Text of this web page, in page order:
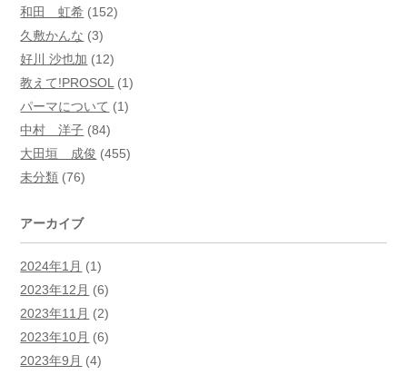
和田 虹希 (152)
久敷かんな (3)
好川 沙也加 (12)
教えて!PROSOL (1)
パーマについて (1)
中村 洋子 (84)
大田垣 成俊 (455)
未分類 (76)
アーカイブ
2024年1月 (1)
2023年12月 (6)
2023年11月 (2)
2023年10月 (6)
2023年9月 (4)